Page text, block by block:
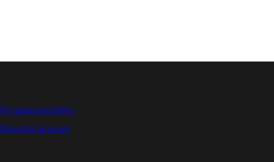
Privaatsuspoliitika
Müügitingimused